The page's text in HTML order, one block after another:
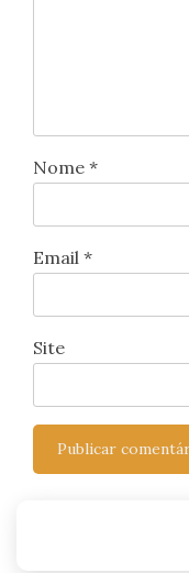
Nome *
Email *
Site